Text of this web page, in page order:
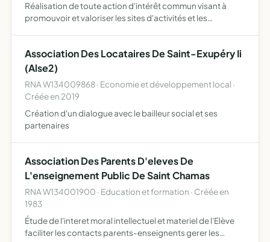
Réalisation de toute action d'intérêt commun visant à
promouvoir et valoriser les sites d'activités et les
auprès des in…
Association Des Locataires De Saint-Exupéry Ii
(Alse2)
RNA W134009868 · Economie et développement local ·
Créée en 2019
Création d'un dialogue avec le bailleur social et ses
partenaires
Association Des Parents D'eleves De
L'enseignement Public De Saint Chamas
RNA W134001900 · Education et formation · Créée en
1983
Étude de l'interet moral intellectuel et materiel de l'Elève
faciliter les contacts parents-enseignents gerer les